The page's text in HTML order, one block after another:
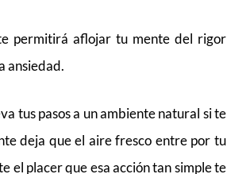
permitirá aflojar tu mente del rigor
ansiedad.
tus pasos a un ambiente natural si te
deja que el aire fresco entre por tu
el placer que esa acción tan simple te